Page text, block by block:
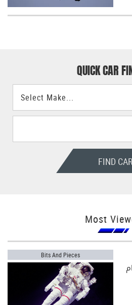
QUICK CAR
FIND CAR
Most
Bits And Pieces